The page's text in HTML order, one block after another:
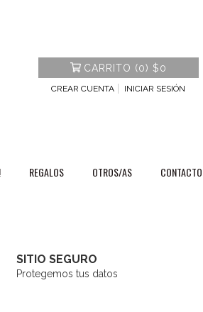
CARRITO (0) $0
CREAR CUENTA INICIAR SESIÓN
REGALOS OTROS/AS CONTACTO
SITIO SEGURO
Protegemos tus datos